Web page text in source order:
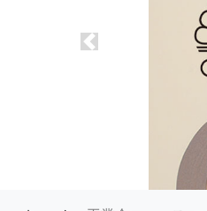
Previous